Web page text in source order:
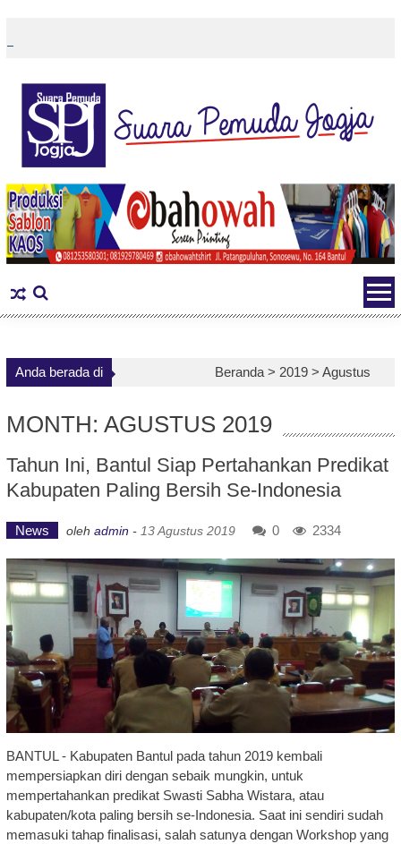
content
Anda berada di Beranda > 2019 >Agustus
MONTH: AGUSTUS 2019
Tahun Ini, Bantul Siap Pertahankan Predikat
Kabupaten Paling Bersih Se-Indonesia
News oleh admin - 13 Agustus 2019 0 2334
BANTUL - Kabupaten Bantul pada tahun 2019 kembali
mempersiapkan diri dengan sebaik mungkin, untuk
mempertahankan predikat Swasti Sabha Wistara, atau
kabupaten/kota paling bersih se-Indonesia. Saat ini sendiri sudah
memasuki tahap finalisasi, salah satunya dengan Workshop yang